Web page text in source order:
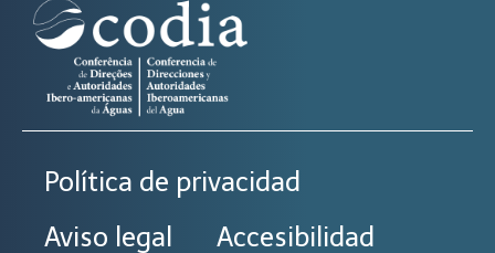
Política de privacidad
Aviso legal
Accesibilidad